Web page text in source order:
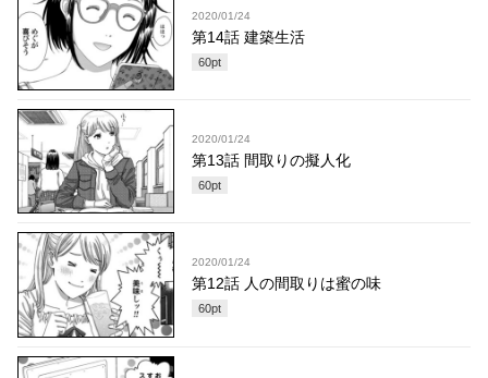
2020/01/24
第14話 建築生活
60pt
2020/01/24
第13話 間取りの擬人化
60pt
2020/01/24
第12話 人の間取りは蜜の味
60pt